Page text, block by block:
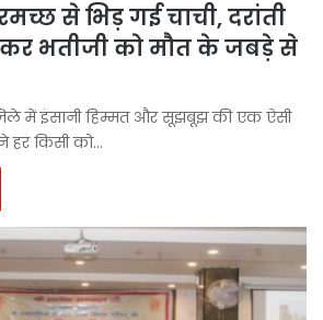
से भिड़ गई चाची, दरांती
भतीजी को मौत के जबड़े से
में इंसानी हिम्मत और सूझबूझ की एक ऐसी
हर किसी को…